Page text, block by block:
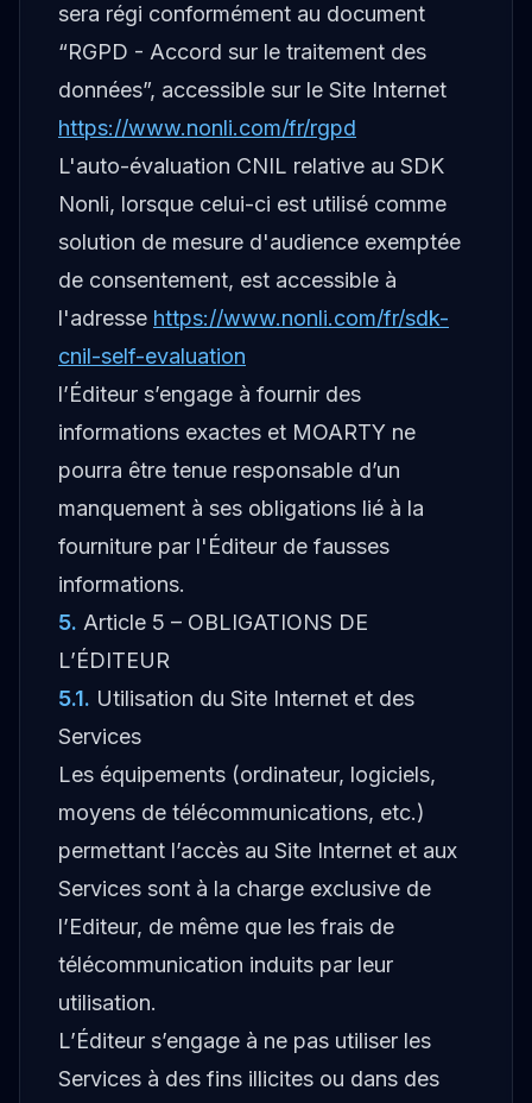
sera régi conformément au document
“RGPD - Accord sur le traitement des
données”, accessible sur le Site Internet
https://www.nonli.com/fr/rgpd
L'auto-évaluation CNIL relative au SDK
Nonli, lorsque celui-ci est utilisé comme
solution de mesure d'audience exemptée
de consentement, est accessible à
l'adresse https://www.nonli.com/fr/sdk-
cnil-self-evaluation
l’Éditeur s’engage à fournir des
informations exactes et MOARTY ne
pourra être tenue responsable d’un
manquement à ses obligations lié à la
fourniture par l'Éditeur de fausses
informations.
5. Article 5 – OBLIGATIONS DE
L’ÉDITEUR
5.1. Utilisation du Site Internet et des
Services
Les équipements (ordinateur, logiciels,
moyens de télécommunications, etc.)
permettant l’accès au Site Internet et aux
Services sont à la charge exclusive de
l’Editeur, de même que les frais de
télécommunication induits par leur
utilisation.
L’Éditeur s’engage à ne pas utiliser les
Services à des fins illicites ou dans des